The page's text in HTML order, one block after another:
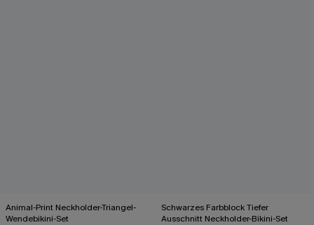
Animal-Print Neckholder-Triangel-
Wendebikini-Set
Schwarzes Farbblock Tiefer
Ausschnitt Neckholder-Bikini-Set